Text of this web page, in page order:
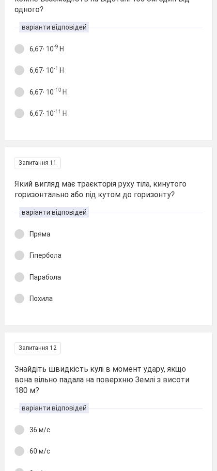
одного?
варіанти відповідей
6,67⋅ 10-9 Н
6,67⋅ 10-1 Н
6,67⋅ 10-10 Н
6,67⋅ 10-11 Н
Запитання 11
Який вигляд має траєкторія руху тіла, кинутого
горизонтально або під кутом до горизонту?
варіанти відповідей
Пряма
Гіпербола
Парабола
Похила
Запитання 12
Знайдіть швидкість кулі в момент удару, якщо
вона вільно падала на поверхню Землі з висоти
180 м?
варіанти відповідей
36 м/с
60 м/с